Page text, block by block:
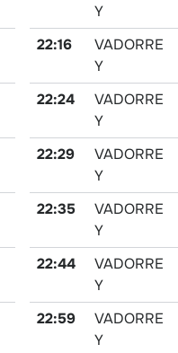
Y
22:16
VADORRE
Y
22:24
VADORRE
Y
22:29
VADORRE
Y
22:35
VADORRE
Y
22:44
VADORRE
Y
22:59
VADORRE
Y